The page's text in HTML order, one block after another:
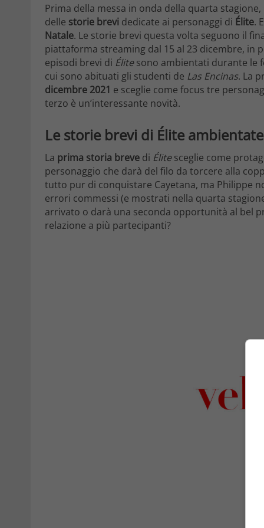
Prima della messa in onda della quarta
delle storie brevi dedicate ai personaggi di Élite.
Natale. Le storie brevi questa volta seguono il
piattaforma streaming dal 15 al 23 dicembre, in
episodi brevi di Élitesono ambientati durante le
cui sono abituati gli studenti de Las Encinas. La
dicembre 2021 e sceglie come focus tre
terzo è un’interessante novità.
Le storie brevi di Élite
La prima storia breve di Élitesceglie come
personaggio che darà del filo da torcere alla
tutto pur di conquistare Cayetana, ma Philippe
errori commessi (e mostrati nella quarta
arrivato o darà una seconda opportunità al bel
relazione a più partecipanti?